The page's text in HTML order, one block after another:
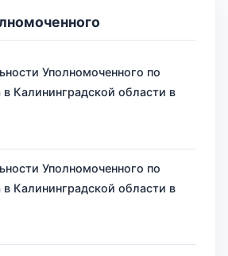
Уполномоченного по
в Калининградской области в
Уполномоченного по
в Калининградской области в